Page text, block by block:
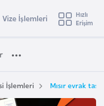
e
t
Vize İşlemleri
Hızlı
Erişim
İşlemleri Mısır evrak